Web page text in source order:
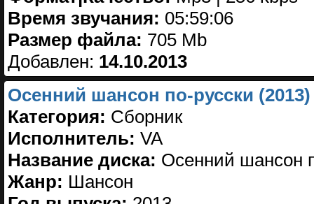
Время звучания: 05:59:06
Размер файла: 705 Mb
Добавлен: 14.10.2013
Осенний шансон по-русски (2013)
Категория: Сборник
Исполнитель: VA
Название диска: Осенний шансон
Жанр: Шансон